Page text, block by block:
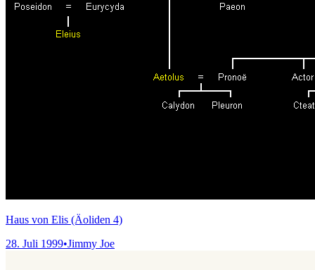
Haus von Elis (Äoliden 4)
28. Juli 1999•Jimmy Joe